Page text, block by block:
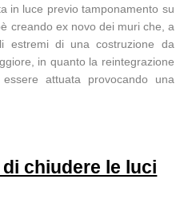
in luce previo tamponamento su
creando ex novo dei muri che, a
estremi di una costruzione da
in quanto la reintegrazione
attuata provocando una
chiudere le luci